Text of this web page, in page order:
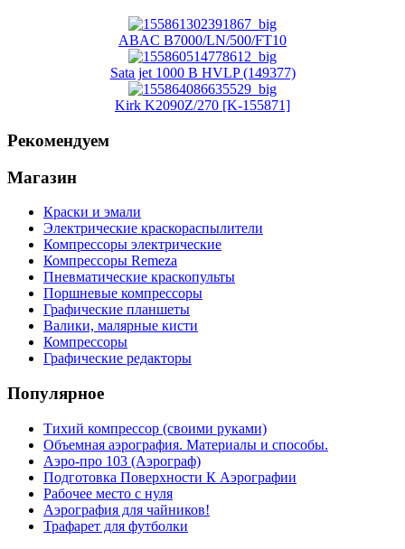
ABAC B7000/LN/500/FT10
Sata jet 1000 B HVLP (149377)
Kirk K2090Z/270 [K-155871]
Рекомендуем
Магазин
Краски и эмали
Электрические краскораспылители
Компрессоры электрические
Компрессоры Remeza
Пневматические краскопульты
Поршневые компрессоры
Графические планшеты
Валики, малярные кисти
Компрессоры
Графические редакторы
Популярное
Тихий компрессор (своими руками)
Объемная аэрография. Материалы и способы.
Аэро-про 103 (Аэрограф)
Подготовка Поверхности К Аэрографии
Рабочее место с нуля
Аэрография для чайников!
Трафарет для футболки